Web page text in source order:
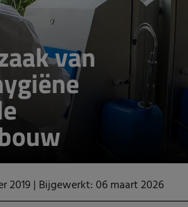
van
2019| Bijgewerkt: 06 maart 2026